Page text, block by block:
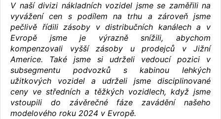
V naší divizi nákladních vozidel jsme se zaměřili na
vyvážení cen s podílem na trhu a zároveň jsme
pečlivě řídili zásoby v distribučních kanálech a v
Evropě jsme je výrazně snížili, abychom
kompenzovali vyšší zásoby u prodejců v Jižní
Americe. Také jsme si udrželi vedoucí pozici v
subsegmentu podvozků s kabinou lehkých
užitkových vozidel a udrželi jsme disciplinované
ceny ve středních a těžkých vozidlech, když jsme
vstoupili do závěrečné fáze zavádění našeho
modelového roku 2024 v Evropě.